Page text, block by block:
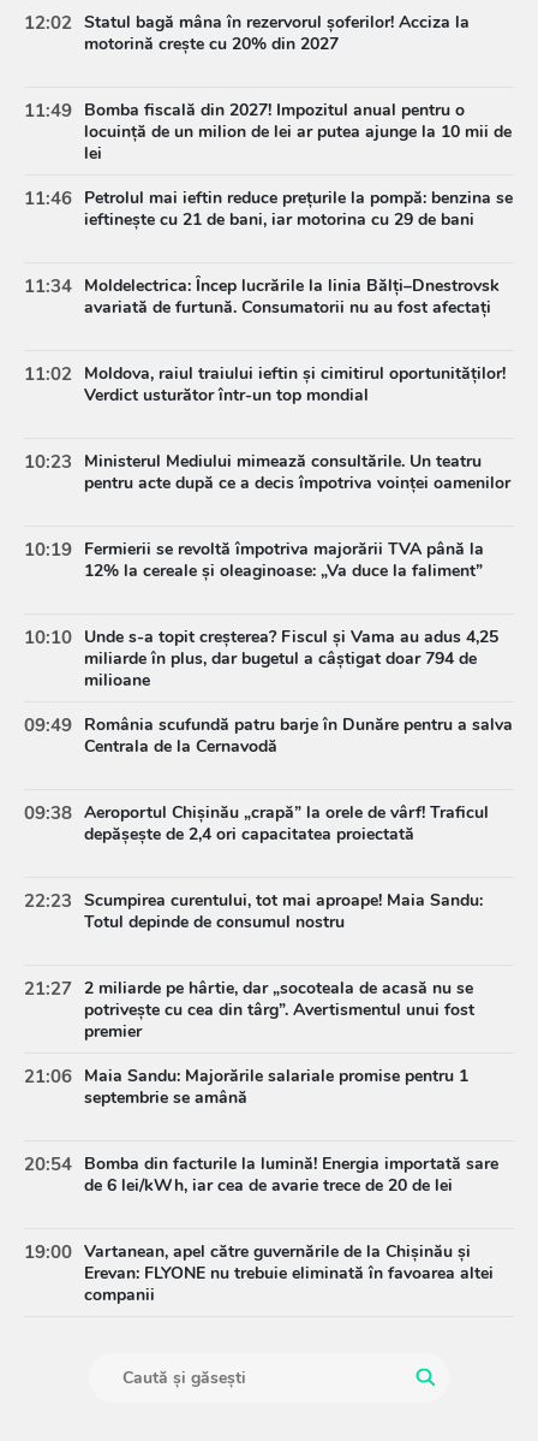
12:02 Statul bagă mâna în rezervorul șoferilor! Acciza la
motorină crește cu 20% din 2027
11:49 Bomba fiscală din 2027! Impozitul anual pentru o
locuință de un milion de lei ar putea ajunge la 10 mii de
lei
11:46 Petrolul mai ieftin reduce prețurile la pompă: benzina se
ieftinește cu 21 de bani, iar motorina cu 29 de bani
11:34 Moldelectrica: Încep lucrările la linia Bălți–Dnestrovsk
avariată de furtună. Consumatorii nu au fost afectați
11:02 Moldova, raiul traiului ieftin și cimitirul oportunităților!
Verdict usturător într-un top mondial
10:23
Ministerul Mediului mimează consultările. Un teatru
pentru acte după ce a decis împotriva voinței oamenilor
10:19 Fermierii se revoltă împotriva majorării TVA până la
12% la cereale și oleaginoase: „Va duce la faliment”
10:10 Unde s-a topit creșterea? Fiscul și Vama au adus 4,25
miliarde în plus, dar bugetul a câștigat doar 794 de
milioane
09:49 România scufundă patru barje în Dunăre pentru a salva
Centrala de la Cernavodă
09:38 Aeroportul Chișinău „crapă” la orele de vârf! Traficul
depășește de 2,4 ori capacitatea proiectată
22:23 Scumpirea curentului, tot mai aproape! Maia Sandu:
Totul depinde de consumul nostru
21:27 2 miliarde pe hârtie, dar „socoteala de acasă nu se
potrivește cu cea din târg”. Avertismentul unui fost
premier
21:06 Maia Sandu: Majorările salariale promise pentru 1
septembrie se amână
20:54 Bomba din facturile la lumină! Energia importată sare
de 6 lei/kWh, iar cea de avarie trece de 20 de lei
19:00 Vartanean, apel către guvernările de la Chișinău și
Erevan: FLYONE nu trebuie eliminată în favoarea altei
companii